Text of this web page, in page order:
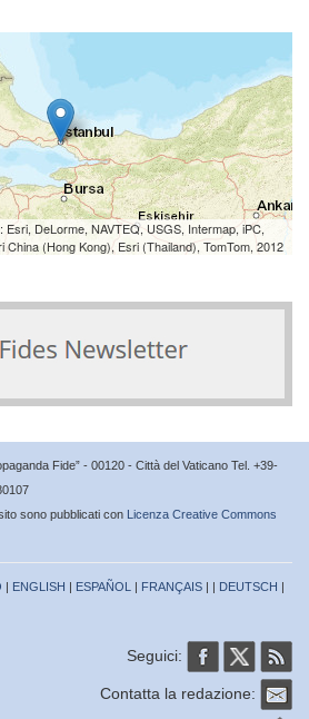
DeLorme, NAVTEQ, USGS, Intermap, iPC,
(Hong Kong), Esri (Thailand), TomTom, 2012
Fide” - 00120 - Città del Vaticano Tel. +39-
sono pubblicati con Licenza Creative Commons
| ENGLISH | ESPAÑOL | FRANÇAIS | | DEUTSCH |
Seguici:
Contatta la redazione: